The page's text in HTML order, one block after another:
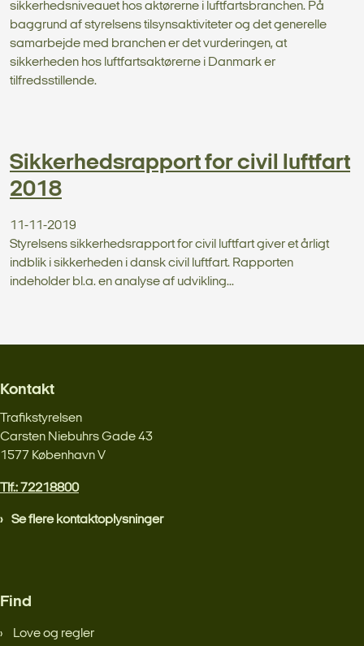
sikkerhedsniveauet hos aktørerne i luftfartsbranchen. På
baggrund af styrelsens tilsynsaktiviteter og det generelle
samarbejde med branchen er det vurderingen, at
sikkerheden hos luftfartsaktørerne i Danmark er
tilfredsstillende.
Sikkerhedsrapport for civil luftfart
2018
11-11-2019
Styrelsens sikkerhedsrapport for civil luftfart giver et årligt
indblik i sikkerheden i dansk civil luftfart. Rapporten
indeholder bl.a. en analyse af udvikling...
Kontakt
Trafikstyrelsen
Carsten Niebuhrs Gade 43
1577 København V
Tlf.: 72218800
Se flere kontaktoplysninger
Find
Love og regler